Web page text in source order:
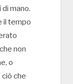
mano.
il tempo
non
o
che